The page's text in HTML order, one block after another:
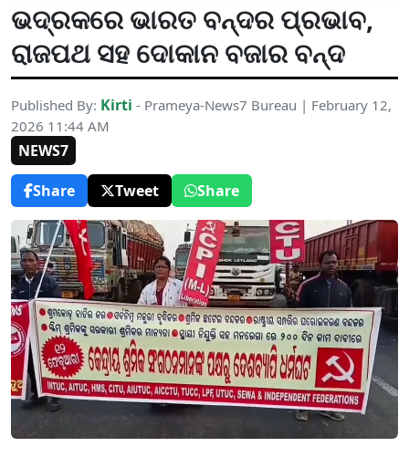
ଭଦ୍ରକରେ ଭାରତ ବନ୍ଦର ପ୍ରଭାବ,
ରାଜପଥ ସହ ଦୋକାନ ବଜାର ବନ୍ଦ
Published By: Kirti - Prameya-News7 Bureau | February 12,
2026 11:44 AM
NEWS7
Share
Tweet Share